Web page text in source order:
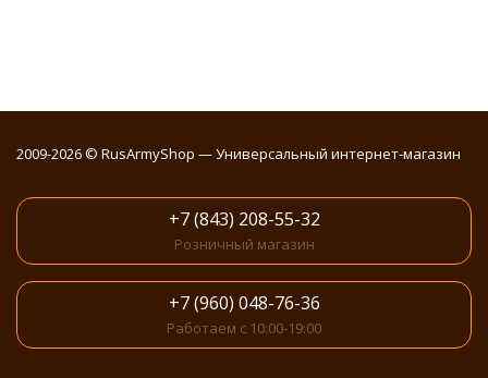
2009-2026 © RusArmyShop — Универсальный интернет-магазин
+7 (843) 208-55-32
Розничный магазин
+7 (960) 048-76-36
Работаем с 10:00-19:00